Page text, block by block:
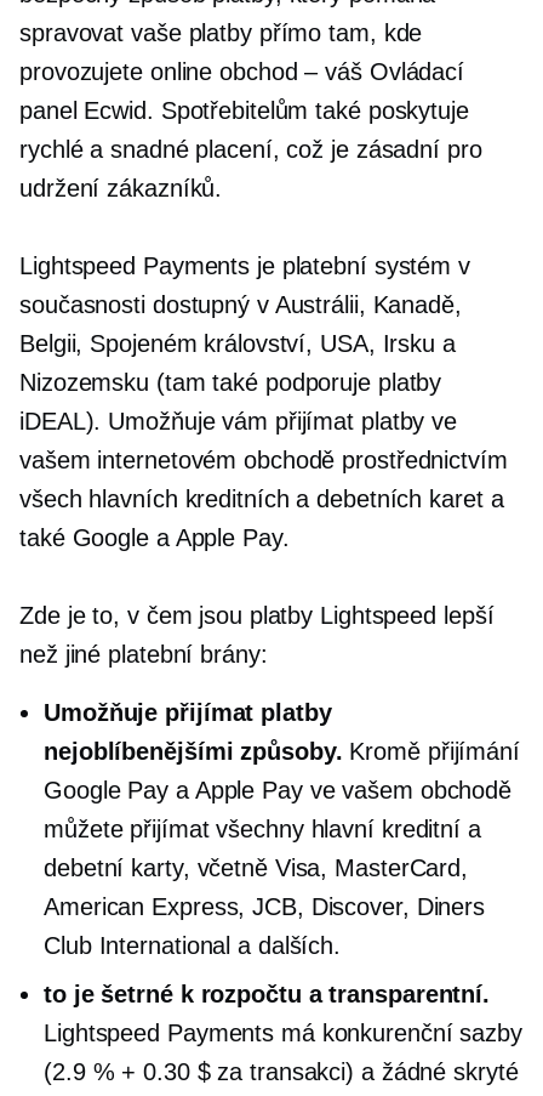
spravovat vaše platby přímo tam, kde
provozujete onlineobchod – vášOvládací
panel Ecwid. Spotřebitelům také poskytuje
rychlé a snadné placení, což je zásadní pro
udržení zákazníků.
Lightspeed Payments je platební systém v
současnosti dostupný v Austrálii, Kanadě,
Belgii, Spojeném království, USA, Irsku a
Nizozemsku (tam také podporuje platby
iDEAL). Umožňuje vám přijímat platby ve
vašem internetovém obchodě prostřednictvím
všech hlavních kreditních a debetních karet a
také Google a Apple Pay.
Zde je to, v čem jsou platby Lightspeed lepší
než jiné platební brány:
Umožňuje přijímat platby
nejoblíbenějšími způsoby. Kromě přijímání
Google Pay a Apple Pay ve vašem obchodě
můžete přijímat všechny hlavní kreditní a
debetní karty, včetně Visa, MasterCard,
American Express, JCB, Discover, Diners
Club International a dalších.
to ješetrné k rozpočtu a transparentní.
Lightspeed Payments má konkurenční sazby
(2.9 % + 0.30 $ za transakci) a žádné skryté